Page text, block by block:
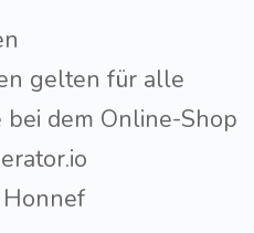
gelten für alle
dem Online-Shop
Honnef